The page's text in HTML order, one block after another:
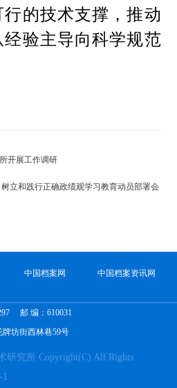
的技术支撑，推动
验主导向科学规范
开展工作调研
立和践行正确政绩观学习教育动员部署会
中国档案网
中国档案资讯网
邮 编：610031
坊街西林巷59号
研究所 Copyright(C) All Rights